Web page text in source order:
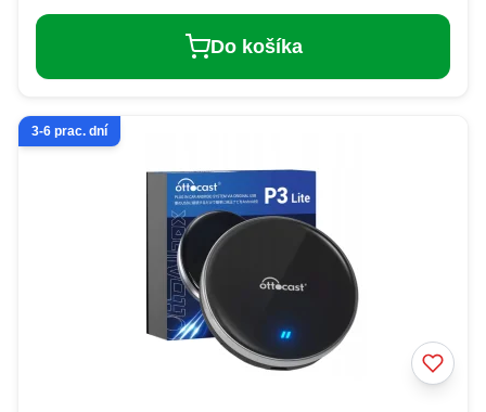
Do košíka
3-6 prac. dní